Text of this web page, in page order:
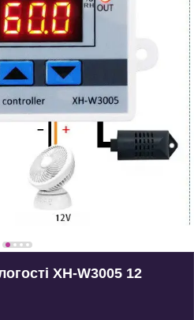
XH-W3005 12